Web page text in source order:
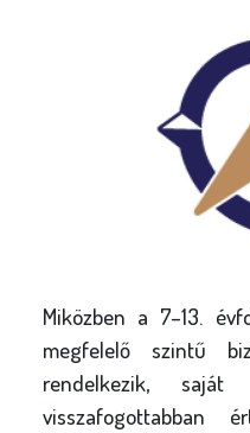
Miközben a 7–13.
megfelelő szintű
rendelkezik, saját